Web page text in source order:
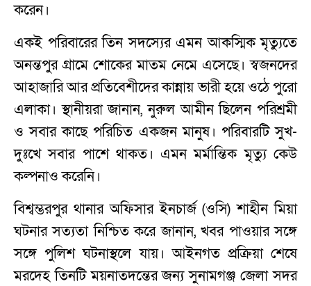
করেন।
একই পরিবারের তিন সদস্যের এমন আকস্মিক মৃত্যুতে
অনন্তপুর গ্রামে শোকের মাতম নেমে এসেছে। স্বজনদের
আহাজারি আর প্রতিবেশীদের কান্নায় ভারী হয়ে ওঠে পুরো
এলাকা। স্থানীয়রা জানান, নুরুল আমীন ছিলেন পরিশ্রমী
ও সবার কাছে পরিচিত একজন মানুষ। পরিবারটি সুখ-
দুঃখে সবার পাশে থাকত। এমন মর্মান্তিক মৃত্যু কেউ
কল্পনাও করেনি।
বিশ্বম্ভরপুর থানার অফিসার ইনচার্জ (ওসি) শাহীন মিয়া
ঘটনার সত্যতা নিশ্চিত করে জানান, খবর পাওয়ার সঙ্গে
সঙ্গে পুলিশ ঘটনাস্থলে যায়। আইনগত প্রক্রিয়া শেষে
মরদেহ তিনটি ময়নাতদন্তের জন্য সুনামগঞ্জ জেলা সদর